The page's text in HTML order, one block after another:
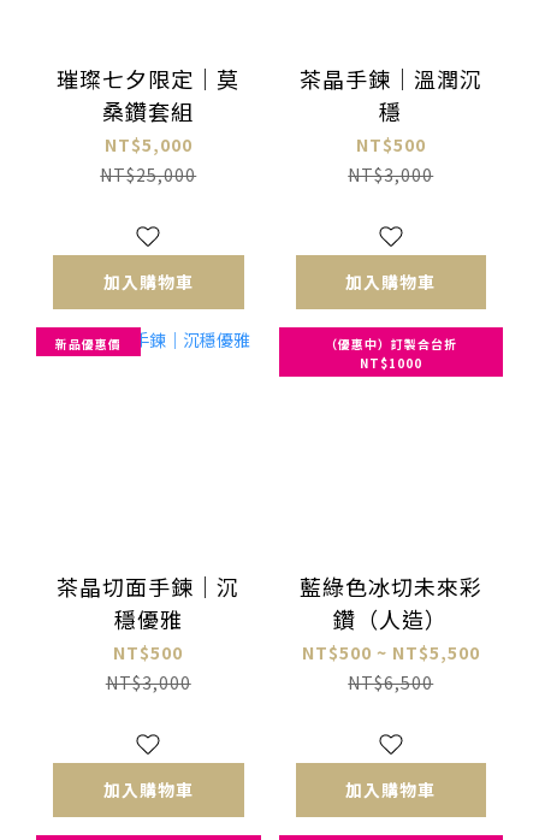
璀璨七夕限定｜莫
桑鑽套組
NT$5,000
NT$25,000
加入購物車
茶晶手鍊｜溫潤沉
穩
NT$500
NT$3,000
加入購物車
新品優惠價
茶晶切面手鍊｜沉
穩優雅
NT$500
NT$3,000
加入購物車
（優惠中）訂製合台折
NT$1000
藍綠色冰切未來彩
鑽（人造）
NT$500 ~ NT$5,500
NT$6,500
加入購物車